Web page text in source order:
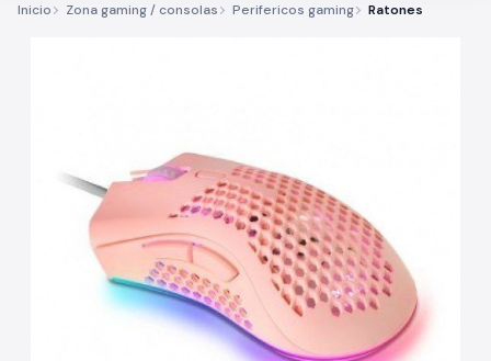
Inicio Zona gaming / consolas Perifericos gaming Ratones